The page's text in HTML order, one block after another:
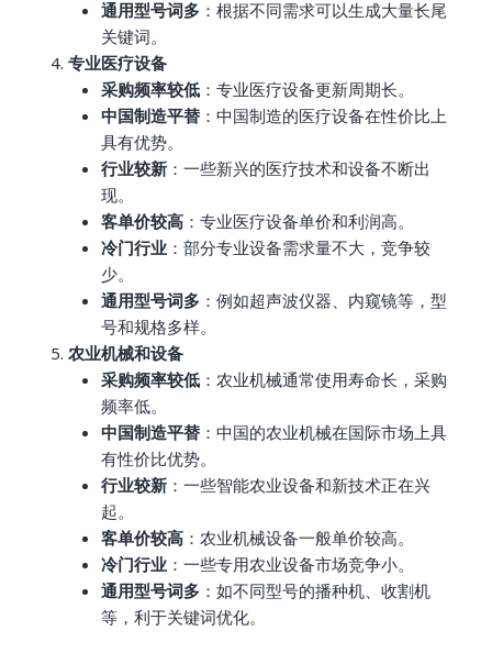
通用型号词多 ：根据不同需求可以生成大量长尾
关键词。
专业医疗设备
采购频率较低 ：专业医疗设备更新周期长。
中国制造平替 ：中国制造的医疗设备在性价比上
具有优势。
行业较新 ：一些新兴的医疗技术和设备不断出
现。
客单价较高 ：专业医疗设备单价和利润高。
冷门行业 ：部分专业设备需求量不大，竞争较
少。
通用型号词多 ：例如超声波仪器、内窥镜等，型
号和规格多样。
农业机械和设备
采购频率较低 ：农业机械通常使用寿命长，采购
频率低。
中国制造平替 ：中国的农业机械在国际市场上具
有性价比优势。
行业较新 ：一些智能农业设备和新技术正在兴
起。
客单价较高 ：农业机械设备一般单价较高。
冷门行业 ：一些专用农业设备市场竞争小。
通用型号词多 ：如不同型号的播种机、收割机
等，利于关键词优化。